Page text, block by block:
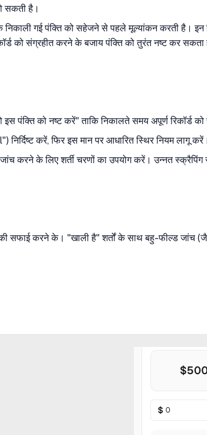
सकती है।
गई पंक्ति को सहेजने से पहले मूल्यांकन करती है। इन
को संग्रहीत करने के बजाय पंक्ति को तुरंत नष्ट कर
इस पंक्ति को नष्ट करें" ताकि निकालते समय अपूर्ण रिकॉर्ड
करें, फिर इस मान पर आधारित स्थिर नियम लागू करें।
जांच करने के लिए शर्ती चरणों का उपयोग करें। उन्नत
सफाई करने के। "खाली है" शर्तों के साथ बहु-फील्ड